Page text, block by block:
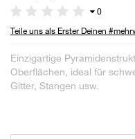
0
Teile uns als Erster Deinen
Einzigartige
Oberflächen, ideal für
Gitter, Stangen usw.